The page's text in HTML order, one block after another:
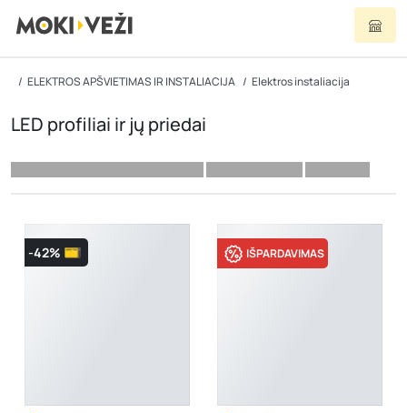
ELEKTROS APŠVIETIMAS IR INSTALIACIJA Elektros instaliacija
LED profiliai ir jų priedai
-42% IŠPARDAVIMAS